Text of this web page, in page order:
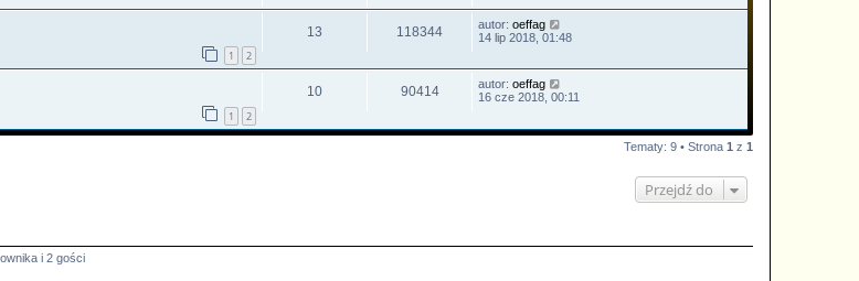
1 2
13 118344 autor: oeffag
14 lip 2018, 01:48
1 2
10 90414 autor: oeffag
16 cze 2018, 00:11
Tematy: 9 • Strona 1 z 1
Przejdź do
i 2 gości